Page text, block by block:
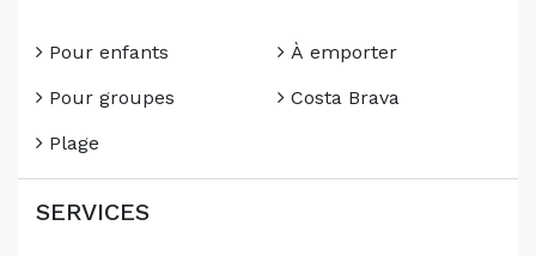
Pour enfants
Pour groupes
Plage
À emporter
Costa Brava
SERVICES